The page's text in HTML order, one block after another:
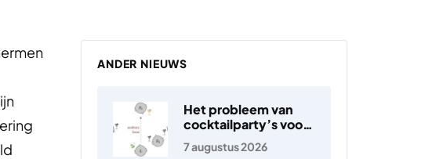
ANDER NIEUWS
Het probleem van
cocktailparty’s voor
hoortoestellen
7 augustus 2026